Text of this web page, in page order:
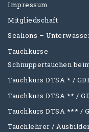
Impressum
Mitgliedschaft
Sealions –
Tauchkurse
Schnuppertauchen
Tauchkurs DTSA * /
Tauchkurs DTSA ** /
Tauchkurs DTSA *** /
Tauchlehrer /